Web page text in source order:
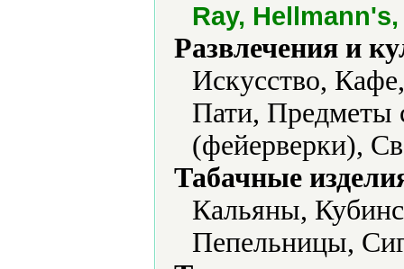
Ray,
Развлечения и
Искусство,
Пати, Предметы
(фейерверки),
Табачные
Кальяны,
Пепельницы,